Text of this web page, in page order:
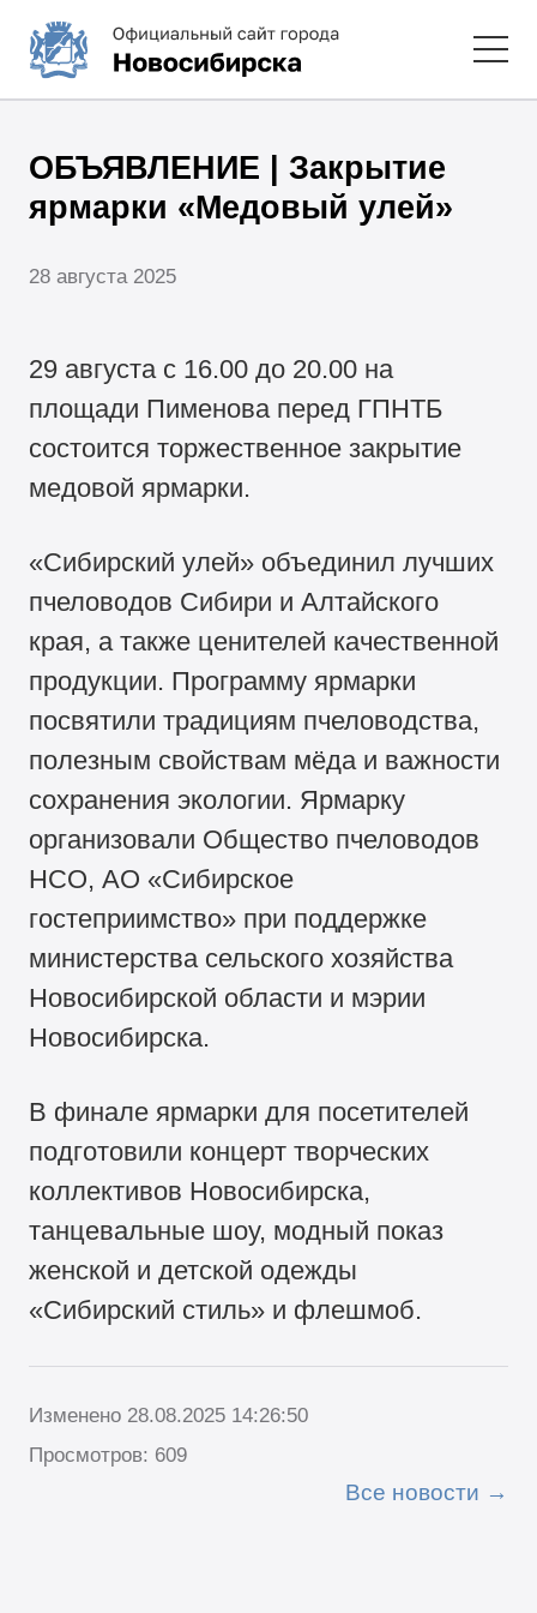
ОБЪЯВЛЕНИЕ | Закрытие
ярмарки «Медовый улей»
28 августа 2025
29 августа с 16.00 до 20.00 на
площади Пименова перед ГПНТБ
состоится торжественное закрытие
медовой ярмарки.
«Сибирский улей» объединил лучших
пчеловодов Сибири и Алтайского
края, а также ценителей качественной
продукции. Программу ярмарки
посвятили традициям пчеловодства,
полезным свойствам мёда и важности
сохранения экологии. Ярмарку
организовали Общество пчеловодов
НСО, АО «Сибирское
гостеприимство» при поддержке
министерства сельского хозяйства
Новосибирской области и мэрии
Новосибирска.
В финале ярмарки для посетителей
подготовили концерт творческих
коллективов Новосибирска,
танцевальные шоу, модный показ
женской и детской одежды
«Сибирский стиль» и флешмоб.
Изменено 28.08.2025 14:26:50
Просмотров: 609
Все новости